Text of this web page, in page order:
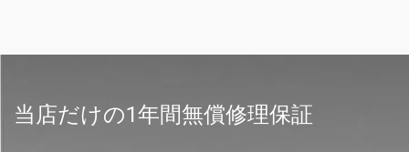
当店だけの1年間無償修理保証